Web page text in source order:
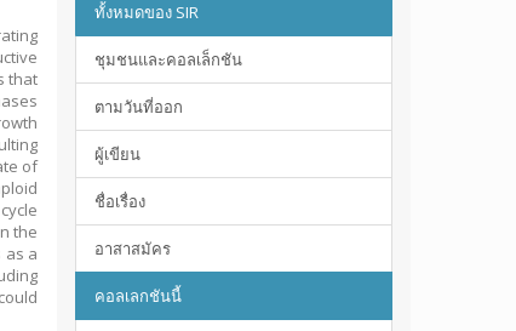
that
of
the
as a
ทั้งหมดของ SIR
ชุมชนและคอลเล็กชัน
ตามวันที่ออก
ผู้เขียน
ชื่อเรื่อง
อาสาสมัคร
คอลเลกชันนี้